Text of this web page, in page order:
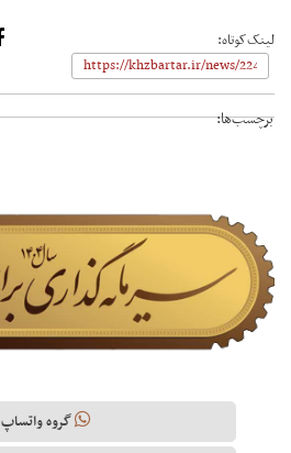
لینک‌کوتاه:
برچسب‌ها:
گروه واتساپ